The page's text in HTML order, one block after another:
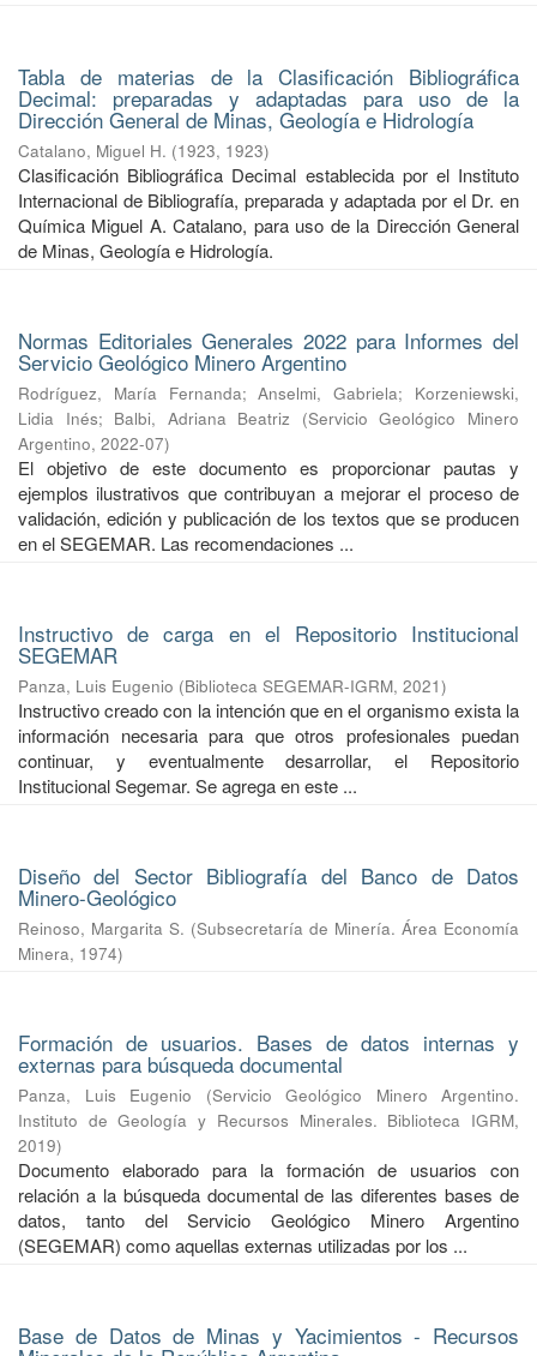
Tabla de materias de la Clasificación Bibliográfica
Decimal: preparadas y adaptadas para uso de la
Dirección General de Minas, Geología e Hidrología
Catalano, Miguel H. (1923, 1923)
Clasificación Bibliográfica Decimal establecida por el Instituto
Internacional de Bibliografía, preparada y adaptada por el Dr. en
Química Miguel A. Catalano, para uso de la Dirección General
de Minas, Geología e Hidrología.
Normas Editoriales Generales 2022 para Informes del
Servicio Geológico Minero Argentino
Rodríguez, María Fernanda;Anselmi, Gabriela; Korzeniewski,
Lidia Inés; Balbi, Adriana Beatriz (Servicio Geológico Minero
Argentino, 2022-07)
El objetivo de este documento es proporcionar pautas y
ejemplos ilustrativos que contribuyan a mejorar el proceso de
validación, edición y publicación de los textos que se producen
en el SEGEMAR. Las recomendaciones ...
Instructivo de carga en el Repositorio Institucional
SEGEMAR
Panza, Luis Eugenio (Biblioteca SEGEMAR-IGRM, 2021)
Instructivo creado con la intención que en el organismo exista la
información necesaria para que otros profesionales puedan
continuar, y eventualmente desarrollar, el Repositorio
Institucional Segemar. Se agrega en este ...
Diseño del Sector Bibliografía del Banco de Datos
Minero-Geológico
Reinoso, Margarita S. (Subsecretaría de Minería. Área Economía
Minera, 1974)
Formación de usuarios. Bases de datos internas y
externas para búsqueda documental
Panza, Luis Eugenio (Servicio Geológico Minero Argentino.
Instituto de Geología y Recursos Minerales. Biblioteca IGRM,
2019)
Documento elaborado para la formación de usuarios con
relación a la búsqueda documental de las diferentes bases de
datos, tanto del Servicio Geológico Minero Argentino
(SEGEMAR) como aquellas externas utilizadas por los ...
Base de Datos de Minas y Yacimientos - Recursos